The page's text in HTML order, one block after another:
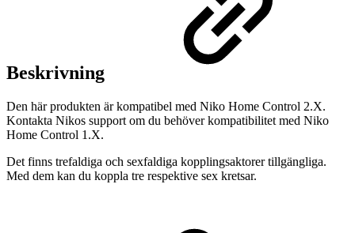
Beskrivning
Den här produkten är kompatibel med Niko Home Control 2.X.
Kontakta Nikos support om du behöver kompatibilitet med Niko
Home Control 1.X.
Det finns trefaldiga och sexfaldiga kopplingsaktorer tillgängliga.
Med dem kan du koppla tre respektive sex kretsar.